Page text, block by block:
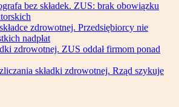
bez składek. ZUS: brak obowiązku
zdrowotnej. Przedsiębiorcy nie
nadpłat
zdrowotnej. ZUS oddał firmom ponad
składki zdrowotnej. Rząd szykuje